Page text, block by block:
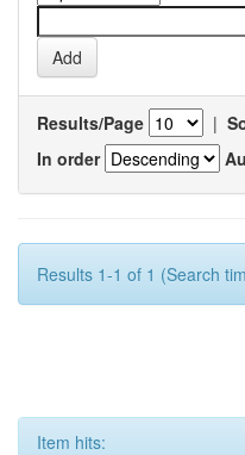
Results/Page |
In order
Results 1-1 of 1 (Search
Item hits: